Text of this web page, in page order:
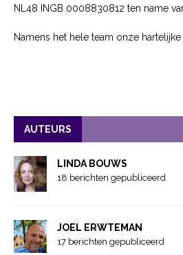
NL48 INGB 0008830812 ten name
Namens het hele team onze hartelijke
AUTEURS
LINDA BOUWS
18 berichten gepubliceerd
JOEL ERWTEMAN
17 berichten gepubliceerd